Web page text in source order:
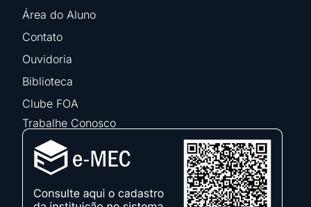
Área do Aluno
Contato
Ouvidoria
Biblioteca
Clube FOA
Trabalhe Conosco